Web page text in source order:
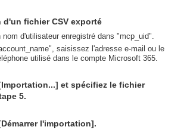
fichier CSV exporté
d'utilisateur enregistré dans "mcp_uid".
saisissez l'adresse e-mail ou le
utilisé dans le compte Microsoft 365.
et spécifiez le fichier
5.
l'importation].